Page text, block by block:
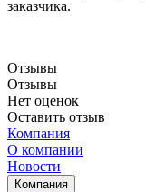
заказчика.
Отзывы
Отзывы
Нет оценок
Оставить отзыв
Компания
О компании
Новости
Компания